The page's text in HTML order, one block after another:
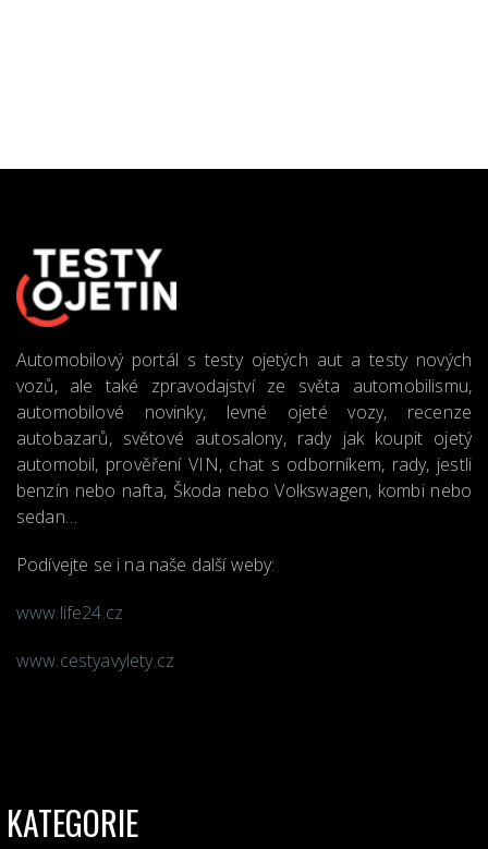
Automobilový portál s testy ojetých aut a testy nových
vozů, ale také zpravodajství ze světa automobilismu,
automobilové novinky, levné ojeté vozy, recenze
autobazarů, světové autosalony, rady jak koupit ojetý
automobil, prověření VIN, chat s odborníkem, rady, jestli
benzín nebo nafta, Škoda nebo Volkswagen, kombi nebo
sedan…
Podívejte se i na naše další weby:
www.life24.cz
www.cestyavylety.cz
KATEGORIE